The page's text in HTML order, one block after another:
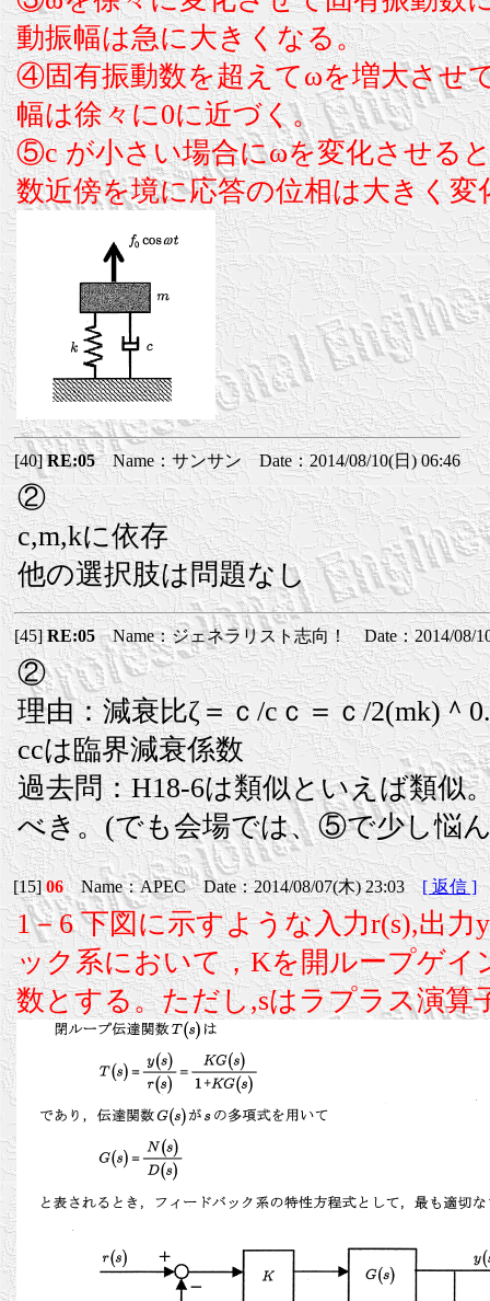
動振幅は急に大きくなる。
④固有振動数を超えてωを増大させ
幅は徐々に0に近づく。
⑤c が小さい場合にωを変化させる
数近傍を境に応答の位相は大きく変
[40]RE:05Name：サンサン Date：2014/08/10(日) 06:46
②
c,m,kに依存
他の選択肢は問題なし
[45]RE:05 Name：ジェネラリスト志向！ Date：2014/08/
②
理由：減衰比ζ＝ｃ/cｃ＝ｃ/2(mk)＾
ccは臨界減衰係数
過去問：H18-6は類似といえば類似
べき。(でも会場では、⑤で少し悩
[15]06Name：APEC Date：2014/08/07(木) 23:03[ 返信 ]
1－6 下図に示すような入力r(s),出力
ック系において，Kを開ループゲイ
数とする。ただし,sはラプラス演算